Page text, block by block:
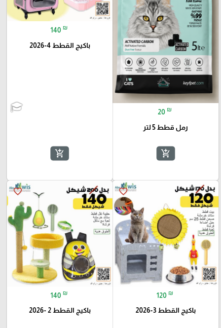
20 ₪
رمل قطط 5 لتر
add_shopping_cart
140 ₪
باكيج القطط 4-2026
add_shopping_cart
favorite_border
120 ₪
باكيج القطط 3-2026
favorite_border
140 ₪
باكيج القطط 2 -2026